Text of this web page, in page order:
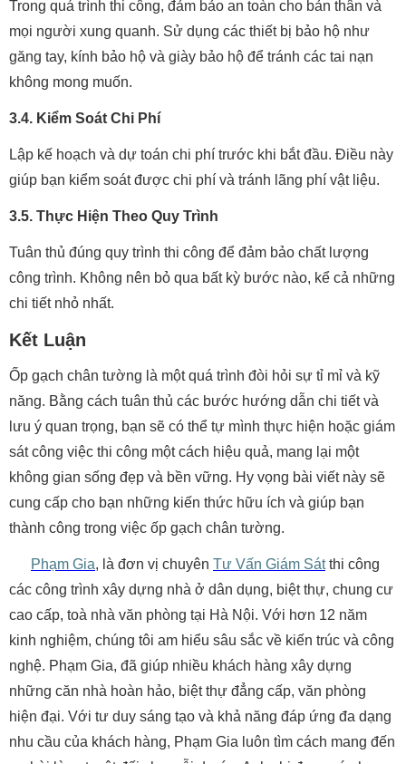
Trong quá trình thi công, đảm bảo an toàn cho bản thân và
mọi người xung quanh. Sử dụng các thiết bị bảo hộ như
găng tay, kính bảo hộ và giày bảo hộ để tránh các tai nạn
không mong muốn.
3.4. Kiểm Soát Chi Phí
Lập kế hoạch và dự toán chi phí trước khi bắt đầu. Điều này
giúp bạn kiểm soát được chi phí và tránh lãng phí vật liệu.
3.5. Thực Hiện Theo Quy Trình
Tuân thủ đúng quy trình thi công để đảm bảo chất lượng
công trình. Không nên bỏ qua bất kỳ bước nào, kể cả những
chi tiết nhỏ nhất.
Kết Luận
Ốp gạch chân tường là một quá trình đòi hỏi sự tỉ mỉ và kỹ
năng. Bằng cách tuân thủ các bước hướng dẫn chi tiết và
lưu ý quan trọng, bạn sẽ có thể tự mình thực hiện hoặc giám
sát công việc thi công một cách hiệu quả, mang lại một
không gian sống đẹp và bền vững. Hy vọng bài viết này sẽ
cung cấp cho bạn những kiến thức hữu ích và giúp bạn
thành công trong việc ốp gạch chân tường.
Phạm Gia, là đơn vị chuyên Tư Vấn Giám Sátthi công
các công trình xây dựng nhà ở dân dụng, biệt thự, chung cư
cao cấp, toà nhà văn phòng tại Hà Nội. Với hơn 12 năm
kinh nghiệm, chúng tôi am hiểu sâu sắc về kiến trúc và công
nghệ. Phạm Gia, đã giúp nhiều khách hàng xây dựng
những căn nhà hoàn hảo, biệt thự đẳng cấp, văn phòng
hiện đại. Với tư duy sáng tạo và khả năng đáp ứng đa dạng
nhu cầu của khách hàng, Phạm Gia luôn tìm cách mang đến